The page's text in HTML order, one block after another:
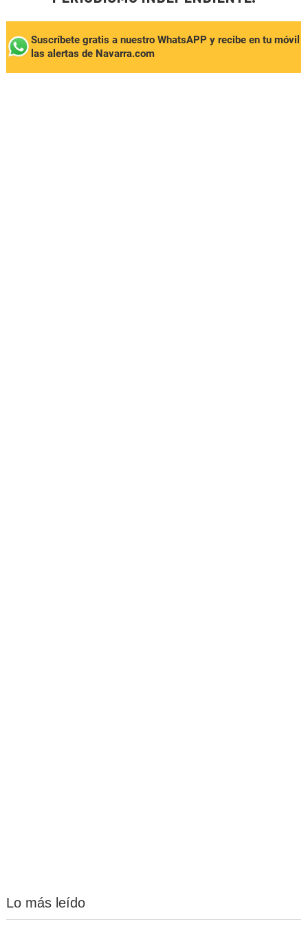
Suscríbete gratis a nuestro WhatsAPP y recibe en tu móvil
las alertas de Navarra.com
Lo más leído